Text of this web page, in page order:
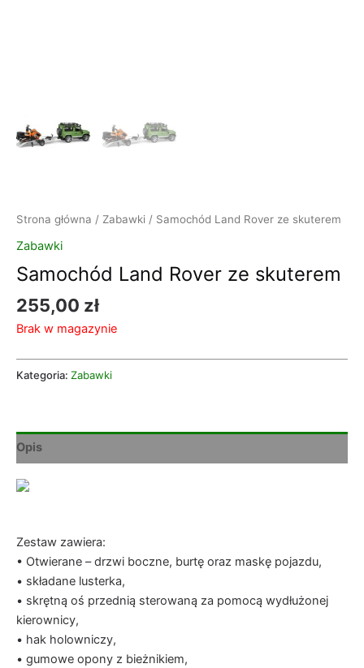
Strona główna / Zabawki / Samochód Land Rover ze skuterem
Zabawki
Samochód Land Rover ze skuterem
255,00 zł
Brak w magazynie
Kategoria: Zabawki
Opis
Zestaw zawiera:
• Otwierane – drzwi boczne, burtę oraz maskę pojazdu,
• składane lusterka,
• skrętną oś przednią sterowaną za pomocą wydłużonej
kierownicy,
• hak holowniczy,
• gumowe opony z bieżnikiem,